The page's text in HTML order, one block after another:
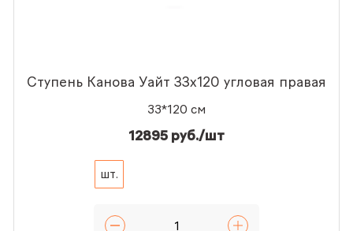
Ступень Канова Уайт 33x120 угловая правая
33*120 см
12895 руб./шт
шт.